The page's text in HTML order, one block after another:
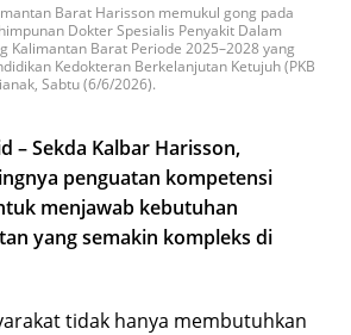
Barat Harisson memukul gong pada
Dokter Spesialis Penyakit Dalam
Kalimantan Barat Periode 2025–2028 yang
Kedokteran Berkelanjutan Ketujuh (PKB
Sabtu (6/6/2026).
– Sekda Kalbar Harisson,
penguatan kompetensi
menjawab kebutuhan
yang semakin kompleks di
tidak hanya membutuhkan